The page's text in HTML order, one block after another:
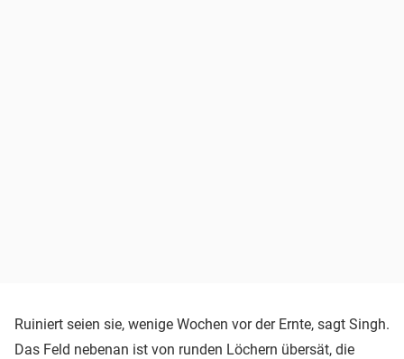
Ruiniert seien sie, wenige Wochen vor der Ernte, sagt Singh.
Das Feld nebenan ist von runden Löchern übersät, die